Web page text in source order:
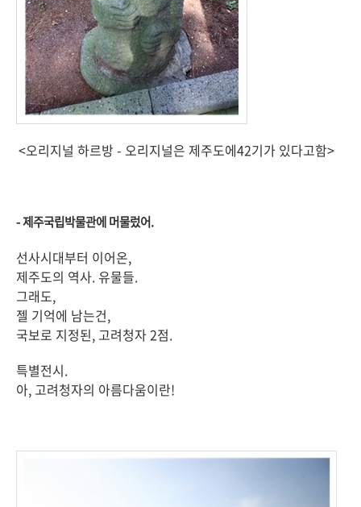
<오리지널 하르방 - 오리지널은 제주도에42기가 있다고함>
- 제주국립박물관에 머물렀어.
선사시대부터 이어온,
제주도의 역사. 유물들.
그래도,
젤 기억에 남는건,
국보로 지정된, 고려청자 2점.
특별전시.
아, 고려청자의 아름다움이란!